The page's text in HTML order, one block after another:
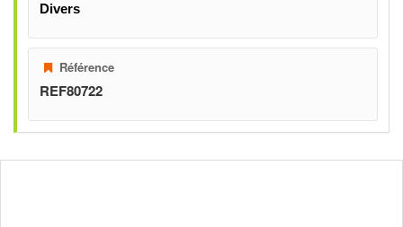
Divers
Référence
REF80722